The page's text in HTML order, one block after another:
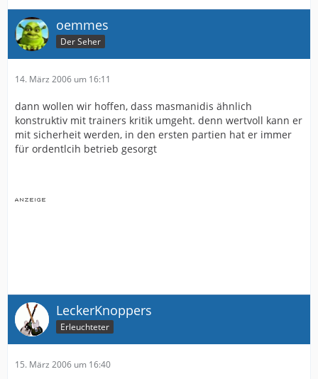
oemmes
Der Seher
14. März 2006 um 16:11
dann wollen wir hoffen, dass masmanidis ähnlich
konstruktiv mit trainers kritik umgeht. denn wertvoll kann er
mit sicherheit werden, in den ersten partien hat er immer
für ordentlcih betrieb gesorgt
LeckerKnoppers
Erleuchteter
15. März 2006 um 16:40